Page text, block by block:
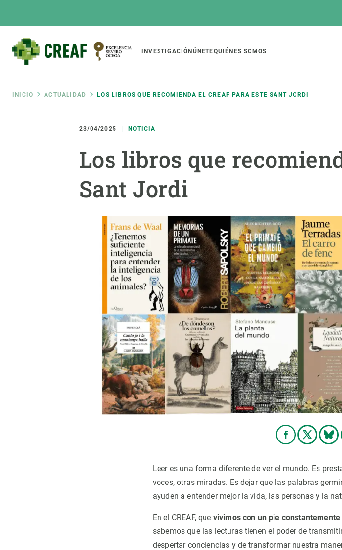
Main
navigation
INVESTIGACIÓN ÚNETEQUIÉNES SOMOS
Ruta
navegación
INICIO ACTUALIDAD LOS LIBROS QUE RECOMIENDA EL CREAF PARA ESTE SANT JORDI
23/04/2025 NOTICIA
Los libros que
Sant Jordi
Leer es una forma diferente de ver el mundo. Es
voces, otras miradas. Es dejar que las palabras
ayuden a entender mejor la vida, las personas y la
En el CREAF, que vivimos con un pie
sabemos que las lecturas tienen el poder de
despertar conciencias y de transformar nuestra
Featured
responsive
Responsive
menu
Equidad, Diversidad e Inclusión (EDI)
Ciencia abierta y gestión del conocimiento
Directorio de investigación
Observación de la Tierra
Temas transversales
Publicaciones
Synthesis Actions
Impacto